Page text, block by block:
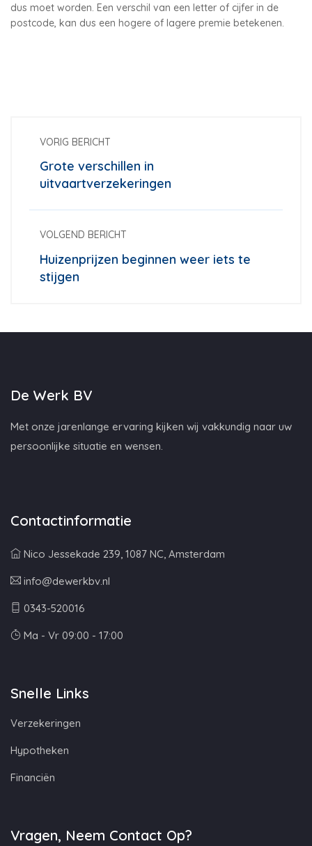
dus moet worden. Een verschil van een letter of cijfer in de
postcode, kan dus een hogere of lagere premie betekenen.
VORIG BERICHT
Grote verschillen in
uitvaartverzekeringen
VOLGEND BERICHT
Huizenprijzen beginnen weer iets te
stijgen
De Werk BV
Met onze jarenlange ervaring kijken wij vakkundig naar uw
persoonlijke situatie en wensen.
Contactinformatie
Nico Jessekade 239, 1087 NC, Amsterdam
info@dewerkbv.nl
0343-520016
Ma - Vr 09:00 - 17:00
Snelle Links
Verzekeringen
Hypotheken
Financiën
Vragen, Neem Contact Op?